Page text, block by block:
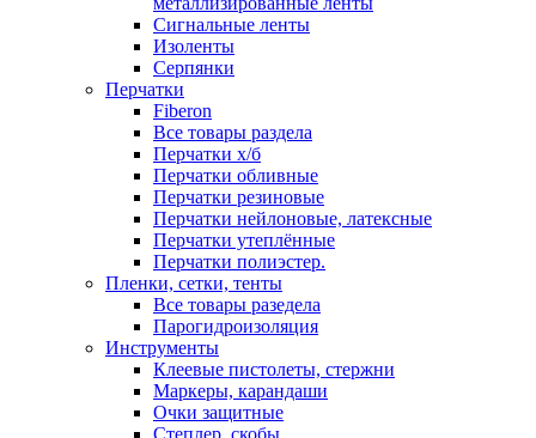
Сигнальные ленты
Изоленты
Серпянки
Перчатки
Fiberon
Все товары раздела
Перчатки х/б
Перчатки обливные
Перчатки резиновые
Перчатки нейлоновые, латексные
Перчатки утеплённые
Перчатки полиэстер.
Пленки, сетки, тенты
Все товары разедела
Парогидроизоляция
Инструменты
Клеевые пистолеты, стержни
Маркеры, карандаши
Очки защитные
Степлер, скобы